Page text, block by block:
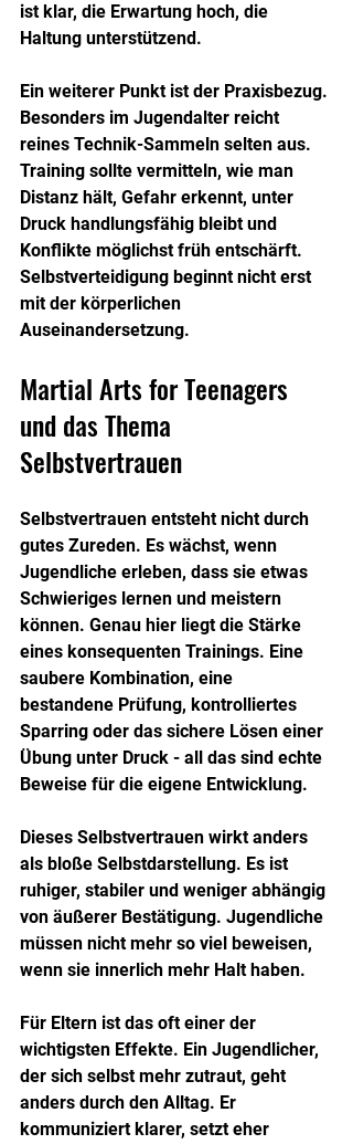
ist klar, die Erwartung hoch, die
Haltung unterstützend.
Ein weiterer Punkt ist der Praxisbezug.
Besonders im Jugendalter reicht
reines Technik-Sammeln selten aus.
Training sollte vermitteln, wie man
Distanz hält, Gefahr erkennt, unter
Druck handlungsfähig bleibt und
Konflikte möglichst früh entschärft.
Selbstverteidigung beginnt nicht erst
mit der körperlichen
Auseinandersetzung.
Martial Arts for Teenagers
und das Thema
Selbstvertrauen
Selbstvertrauen entsteht nicht durch
gutes Zureden. Es wächst, wenn
Jugendliche erleben, dass sie etwas
Schwieriges lernen und meistern
können. Genau hier liegt die Stärke
eines konsequenten Trainings. Eine
saubere Kombination, eine
bestandene Prüfung, kontrolliertes
Sparring oder das sichere Lösen einer
Übung unter Druck - all das sind echte
Beweise für die eigene Entwicklung.
Dieses Selbstvertrauen wirkt anders
als bloße Selbstdarstellung. Es ist
ruhiger, stabiler und weniger abhängig
von äußerer Bestätigung. Jugendliche
müssen nicht mehr so viel beweisen,
wenn sie innerlich mehr Halt haben.
Für Eltern ist das oft einer der
wichtigsten Effekte. Ein Jugendlicher,
der sich selbst mehr zutraut, geht
anders durch den Alltag. Er
kommuniziert klarer, setzt eher